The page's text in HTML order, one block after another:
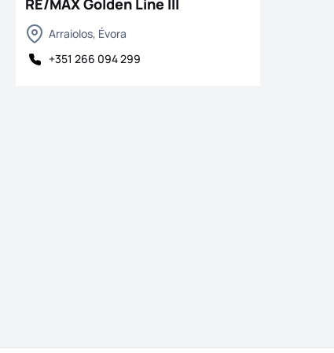
RE/MAX Golden Line III
Arraiolos, Évora
+351 266 094 299